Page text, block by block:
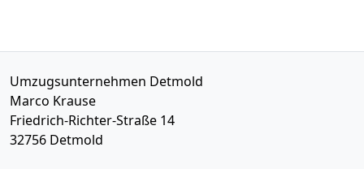
Umzugsunternehmen Detmold
Marco Krause
Friedrich-Richter-Straße 14
32756 Detmold